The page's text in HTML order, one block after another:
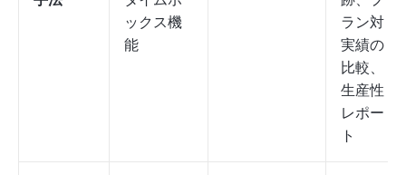
ックス機
能
ラン対
実績の
比較、
生産性
レポー
ト